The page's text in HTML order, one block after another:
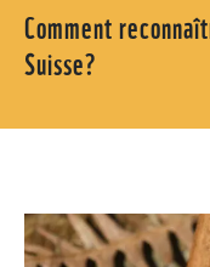
Comment
Suisse?